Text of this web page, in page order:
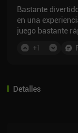
Bastante
en una
juego bastante
un día de juego.
+1
Detalles